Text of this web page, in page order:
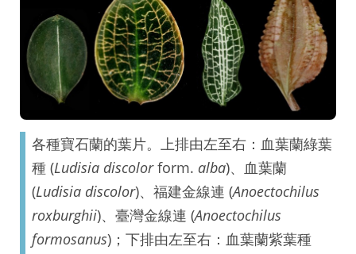
各種寶石蘭的葉片。上排由左至右：血葉蘭綠葉
種 (Ludisia discolorform. alba)、血葉蘭
(Ludisia discolor)、福建金線連 (Anoectochilus
roxburghii)、臺灣金線連 (Anoectochilus
formosanus)；下排由左至右：血葉蘭紫葉種